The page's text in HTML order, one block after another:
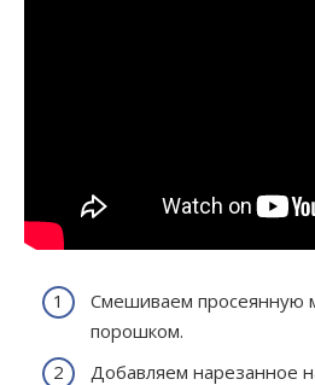
Смешиваем просеянную
порошком.
Добавляем нарезанное